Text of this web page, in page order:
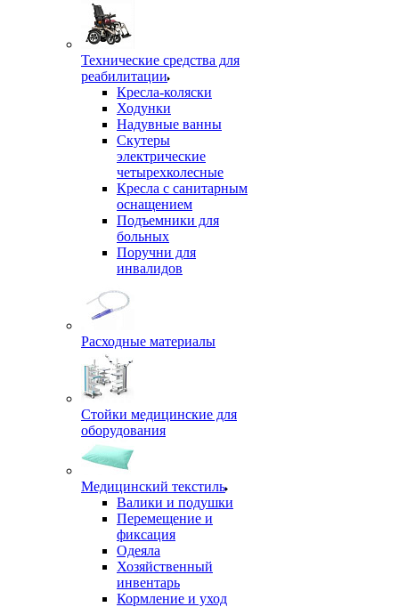
Технические средства для
реабилитации
Кресла-коляски
Ходунки
Надувные ванны
Скутеры
электрические
четырехколесные
Кресла с санитарным
оснащением
Подъемники для
больных
Поручни для
инвалидов
Расходные материалы
Стойки медицинские для
оборудования
Медицинский текстиль
Валики и подушки
Перемещение и
фиксация
Одеяла
Хозяйственный
инвентарь
Кормление и уход